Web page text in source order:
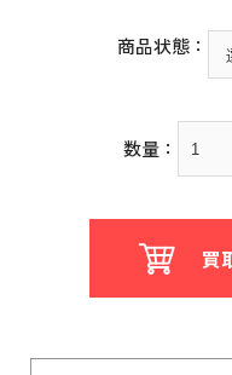
商品状態：
数量：
買